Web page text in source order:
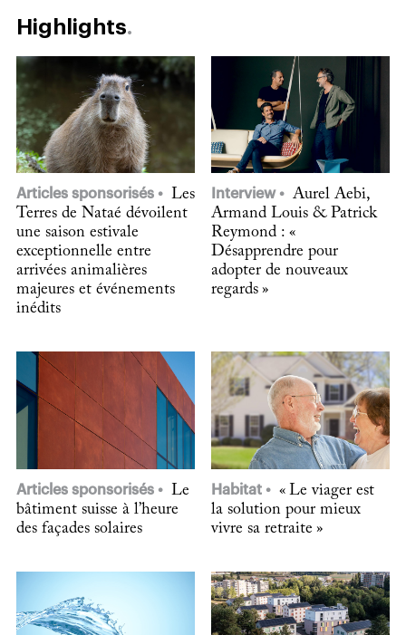
Highlights
Articles sponsorisés
Les
Terres de Nataé dévoilent
une saison estivale
exceptionnelle entre
arrivées animalières
majeures et événements
inédits
Interview
Aurel Aebi,
Armand Louis & Patrick
Reymond : «
Désapprendre pour
adopter de nouveaux
regards »
Articles sponsorisés
Le
bâtiment suisse à l’heure
des façades solaires
Habitat
« Le viager est
la solution pour mieux
vivre sa retraite »